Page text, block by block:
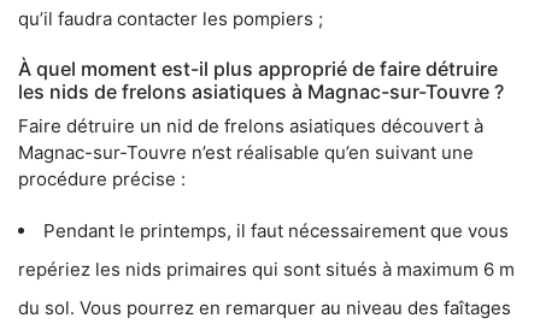
qu’il faudra contacter les pompiers ;
À quel moment est-il plus approprié de faire détruire
les nids de frelons asiatiques à Magnac-sur-Touvre ?
Faire détruire un nid de frelons asiatiques découvert à
Magnac-sur-Touvre n’est réalisable qu’en suivant une
procédure précise :
Pendant le printemps, il faut nécessairement que vous
repériez les nids primaires qui sont situés à maximum 6 m
du sol. Vous pourrez en remarquer au niveau des faîtages